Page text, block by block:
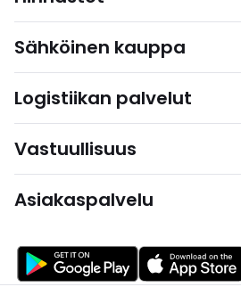
Sähköinen kauppa
Logistiikan palvelut
Vastuullisuus
Asiakaspalvelu